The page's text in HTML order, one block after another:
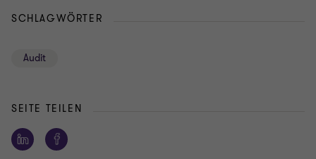
SCHLAGWÖRTER
Audit
SEITE TEILEN